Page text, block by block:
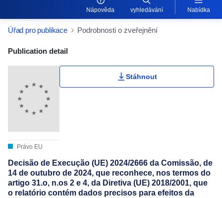
Nápověda vyhledávání Nabídka
Úřad pro publikace Podrobnosti o zveřejnění
Publication Detail Actions Portlet
Publication detail
Právo EU
Stáhnout
Decisão de Execução (UE) 2024/2666 da Comissão, de
14 de outubro de 2024, que reconhece, nos termos do
artigo 31.o, n.os 2 e 4, da Diretiva (UE) 2018/2001, que
o relatório contém dados precisos para efeitos da